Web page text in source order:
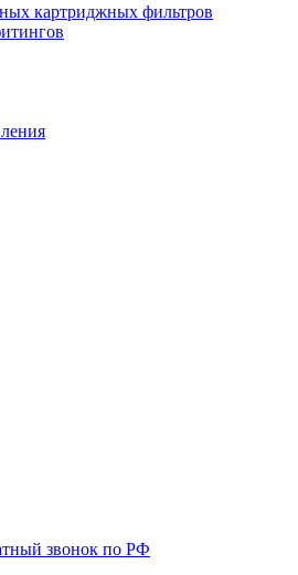
картриджных фильтров
звонок по РФ